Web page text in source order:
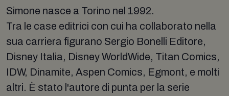
Simone nasce a Torino nel 1992.
Tra le case editrici con cui ha collaborato nella
sua carriera figurano Sergio Bonelli Editore,
Disney Italia, Disney WorldWide, Titan Comics,
IDW, Dinamite, Aspen Comics, Egmont, e molti
altri. È stato l'autore di punta per la serie